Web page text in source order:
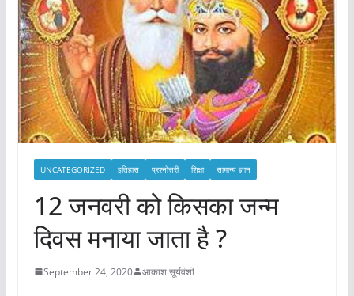
UNCATEGORIZED इतिहास प्रश्नोत्तरी शिक्षा सामान्य ज्ञान
12 जनवरी को किसका जन्म
दिवस मनाया जाता है ?
September 24, 2020 आकाश सूर्यवंशी